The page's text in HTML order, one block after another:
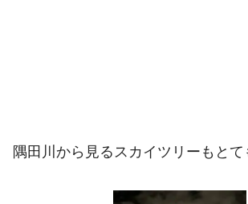
隅田川から見るスカイツリーもとて